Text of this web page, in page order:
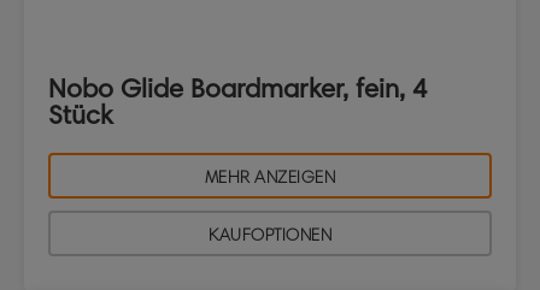
Nobo Glide Boardmarker, fein, 4
Stück
MEHR ANZEIGEN
KAUFOPTIONEN